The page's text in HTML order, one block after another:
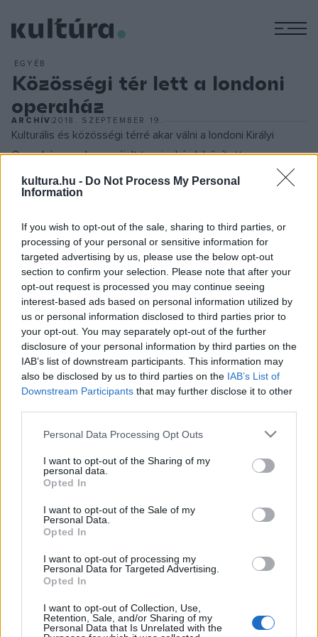
kultura.hu - Do Not Process My Personal
Information
If you wish to opt-out of the sale, sharing to third parties, or
processing of your personal or sensitive information for
targeted advertising by us, please use the below opt-out
section to confirm your selection. Please note that after your
opt-out request is processed you may continue seeing
interest-based ads based on personal information utilized by
us or personal information disclosed to third parties prior to
your opt-out. You may separately opt-out of the further
disclosure of your personal information by third parties on the
IAB’s list of downstream participants. This information may
also be disclosed by us to third parties on the IAB’s List of
Downstream Participants that may further disclose it to other
Please note that this website/app uses one or more Google
not limited to your visit or usage behaviour. You may click to
grant or deny consent to Google and its third-party tags to
use your data for below specified purposes in below Google
consent section.
Personal Data Processing Opt Outs
I want to opt-out of the Sharing of my
personal data.
Opted In
I want to opt-out of the Sale of my
Personal Data.
Opted In
I want to opt-out of processing my
Personal Data for Targeted Advertising.
Opted In
I want to opt-out of Collection, Use,
Retention, Sale, and/or Sharing of my
Personal Data that Is Unrelated with the
EGYÉB
Közösségi tér lett a londoni
operaház
ARCHÍV2018. SZEPTEMBER 19.
Kulturális és közösségi térré akar válni a londoni Királyi
Operaház, amely megújult tereivel és kibővített
szolgáltatásaival ezentúl csaknem egész nap nyitva áll majd
a nagyközönség előtt. Ahogy az a három éven át tartó és
Up(Nyíljunk meg! ) ? is kiderül, a felújítási munkálatok
elsődleges célja a nagy, átlátható terek kialakítása volt ? írta
The Guardiancímű brit napilap honlapja. Az épület Bow
Street-i bejáratánál a járókelők egy hatalmas üvegfalon
keresztül tudják szemügyre venni az új, tágas előcsarnokot,
és egy alsóbb csarnok kialakítása révén egy napközbeni
előadásoknak szánt színpad is várja a betérőket. Az
operaház mostantól minden nap 10 órától lesz nyitva a
látogatók előtt, akik különböző programokon, valamint az
előadásokat megelőző beszélgetéseken is részt vehetnek.